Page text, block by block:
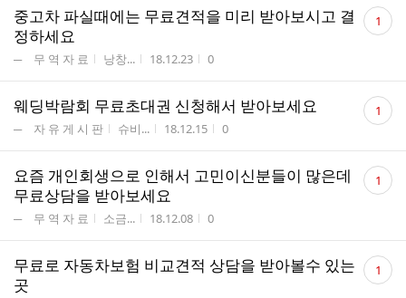
중고차 파실때에는 무료견적을 미리 받아보시고 결
정하세요
게시판명
─ 무 역 자 료 작성자
낭창... 작성시간
18.12.23 조회수
0
댓
글 1
웨딩박람회 무료초대권 신청해서 받아보세요
게시판명
─ 자 유 게 시 판 작성자
슈비... 작성시간
18.12.15 조회수
0
댓
글 1
요즘 개인회생으로 인해서 고민이신분들이 많은데
무료상담을 받아보세요
게시판명
─ 무 역 자 료 작성자
소금... 작성시간
18.12.08 조회수
0
댓
글 1
무료로 자동차보험 비교견적 상담을 받아볼수 있는
곳
댓
글 1